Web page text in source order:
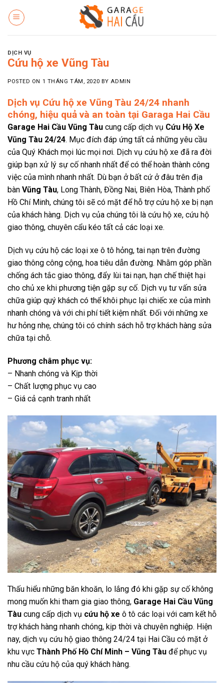
DỊCH VỤ
Cứu hộ xe Vũng Tàu
POSTED ON 1 THÁNG TÁM, 2020 BYADMIN
Dịch vụ Cứu hộ xe Vũng Tàu 24/24 nhanh
chóng, hiệu quả và an toàn tại Garaga Hai Cầu
Garage Hai Cầu Vũng Tàu cung cấp dịch vụ Cứu Hộ Xe
Vũng Tàu 24/24. Mục đích đáp ứng tất cả những yêu cầu
của Quý Khách mọi lúc mọi nơi. Dịch vụ cứu hộ xe đã ra đời
giúp bạn xử lý sự cố nhanh nhất để có thể hoàn thành công
việc của mình nhanh nhất. Dù bạn ở bất cứ ở đâu trên địa
bàn Vũng Tàu, Long Thành, Đồng Nai, Biên Hòa, Thành phố
Hồ Chí Minh, chúng tôi sẽ có mặt để hỗ trợ cứu hộ xe bị nạn
của khách hàng. Dịch vụ của chúng tôi là cứu hộ xe, cứu hộ
giao thông, chuyên cẩu kéo tất cả các loại xe.
Dịch vụ cứu hộ các loại xe ô tô hỏng, tai nạn trên đường
giao thông công cộng, hoa tiêu dẫn đường. Nhằm góp phần
chống ách tắc giao thông, đẩy lùi tai nạn, hạn chế thiệt hại
cho chủ xe khi phương tiện gặp sự cố. Dịch vụ tư vấn sửa
chữa giúp quý khách có thể khôi phục lại chiếc xe của mình
nhanh chóng và với chi phí tiết kiệm nhất. Đối với những xe
hư hỏng nhẹ, chúng tôi có chính sách hỗ trợ khách hàng sửa
chữa tại chỗ.
Phương châm phục vụ:
– Nhanh chóng và Kịp thời
– Chất lượng phục vụ cao
– Giá cả cạnh tranh nhất
Thấu hiểu những băn khoăn, lo lắng đó khi gặp sự cố không
mong muốn khi tham gia giao thông, Garage Hai Cầu Vũng
Tàu cung cấp dịch vụ cứu hộ xe ô tô các loại với cam kết hỗ
trợ khách hàng nhanh chóng, kịp thời và chuyên nghiệp. Hiện
nay, dịch vụ cứu hộ giao thông 24/24 tại Hai Cầu có mặt ở
khu vực Thành Phố Hồ Chí Minh – Vũng Tàu để phục vụ
nhu cầu cứu hộ của quý khách hàng.